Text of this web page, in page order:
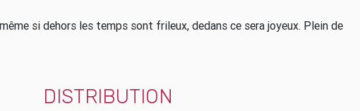
si dehors les temps sont frileux, dedans ce sera joyeux. Plein de
DISTRIBUTION